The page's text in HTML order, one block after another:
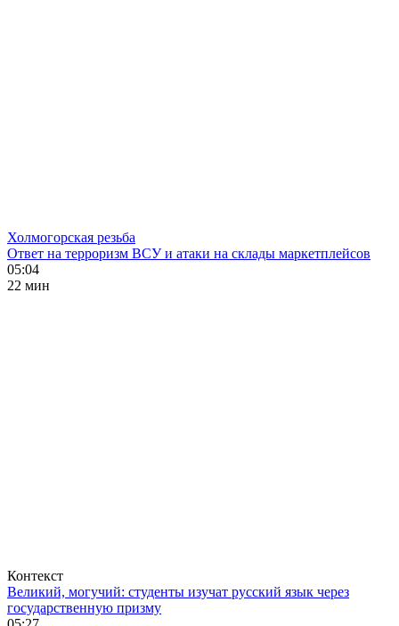
Холмогорская резьба
Ответ на терроризм ВСУ и атаки на склады маркетплейсов
05:04
22 мин
Контекст
Великий, могучий: студенты изучат русский язык через
государственную призму